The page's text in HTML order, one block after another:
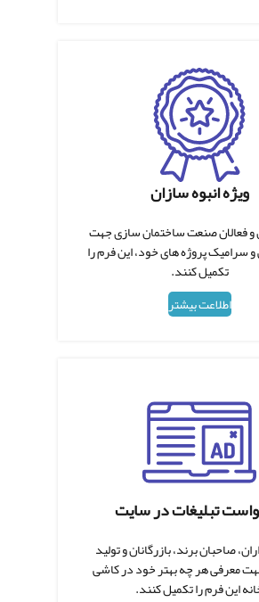
ویژه انبوه سازان
و فعالان صنعت ساختمان سازی جهت
سرامیک پروژه های خود، این فرم را
تکمیل کنند.
اطلاعت بیشتر
تبلیغات در سایت
صاحبان برند، بازرگانان و تولید
معرفی هر چه بهتر خود در کاشی
این فرم را تکمیل کنند.